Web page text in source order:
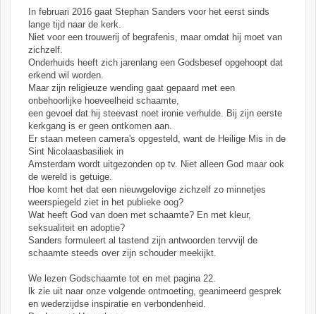
In februari 2016 gaat Stephan Sanders voor het eerst sinds
lange tijd naar de kerk.
Niet voor een trouwerij of begrafenis, maar omdat hij moet van
zichzelf.
Onderhuids heeft zich jarenlang een Godsbesef opgehoopt dat
erkend wil worden.
Maar zijn religieuze wending gaat gepaard met een
onbehoorlijke hoeveelheid schaamte,
een gevoel dat hij steevast noet ironie verhulde. Bij zijn eerste
kerkgang is er geen ontkomen aan.
Er staan meteen camera's opgesteld, want de Heilige Mis in de
Sint Nicolaasbasiliek in
Amsterdam wordt uitgezonden op tv. Niet alleen God maar ook
de wereld is getuige.
Hoe komt het dat een nieuwgelovige zichzelf zo minnetjes
weerspiegeld ziet in het publieke oog?
Wat heeft God van doen met schaamte? En met kleur,
seksualiteit en adoptie?
Sanders formuleert al tastend zijn antwoorden tervvijl de
schaamte steeds over zijn schouder meekijkt.
We lezen Godschaamte tot en met pagina 22.
lk zie uit naar onze volgende ontmoeting, geanimeerd gesprek
en wederzijdse inspiratie en verbondenheid.